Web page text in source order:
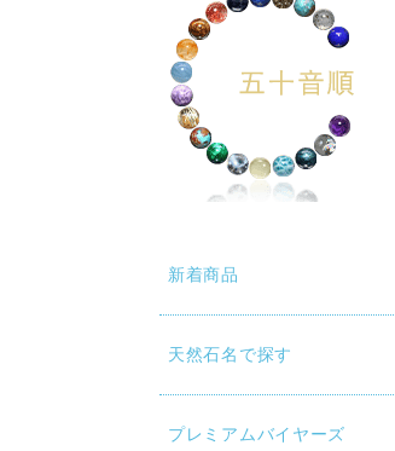
新着商品
天然石名で探す
プレミアムバイヤーズ